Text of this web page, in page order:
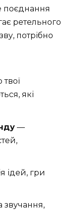
поєднання
ретельного
потрібно
твої
які
—
ідей, гри
звучання,